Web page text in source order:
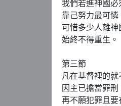
我們若進神國必
靠己努力最可憐
可惜多少人離神
始終不得重生。
第三節
凡在基督裡的就
因主已擔當罪刑
再不願犯罪且要